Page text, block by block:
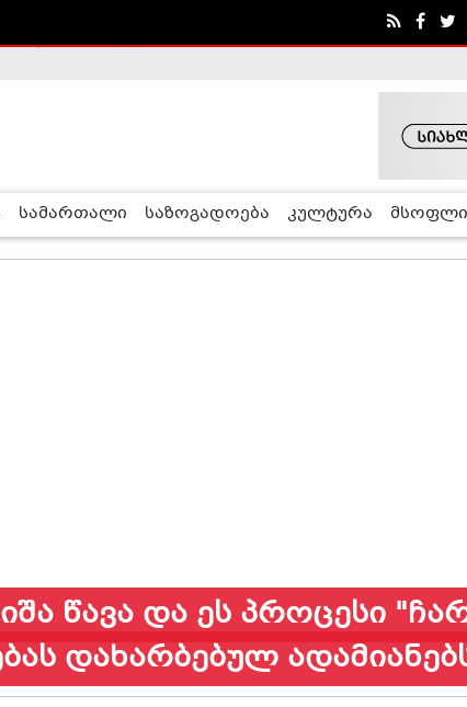
სამართალი საზოგადოება კულტურა
წავა და ეს პროცესი
დახარბებულ